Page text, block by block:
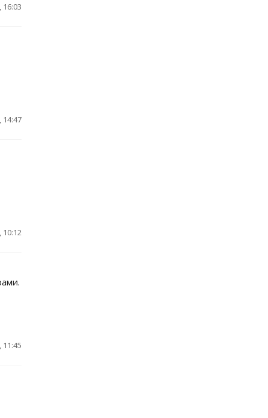
16:03
14:47
10:12